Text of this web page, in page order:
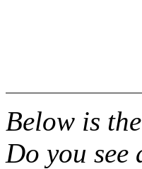
Below is the
Do you see